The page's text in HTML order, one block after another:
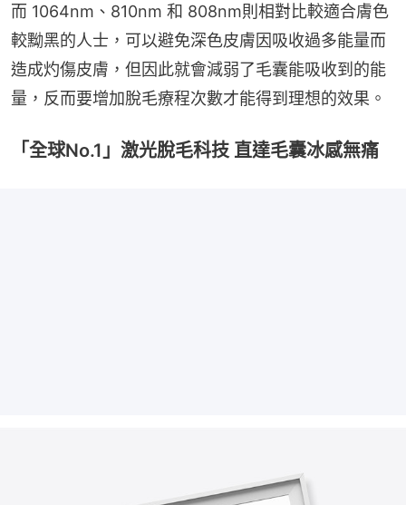
而 1064nm、810nm 和 808nm則相對比較適合膚色
較黝黑的人士，可以避免深色皮膚因吸收過多能量而
造成灼傷皮膚，但因此就會減弱了毛囊能吸收到的能
量，反而要增加脫毛療程次數才能得到理想的效果。
「全球No.1」激光脫毛科技 直達毛囊冰感無痛